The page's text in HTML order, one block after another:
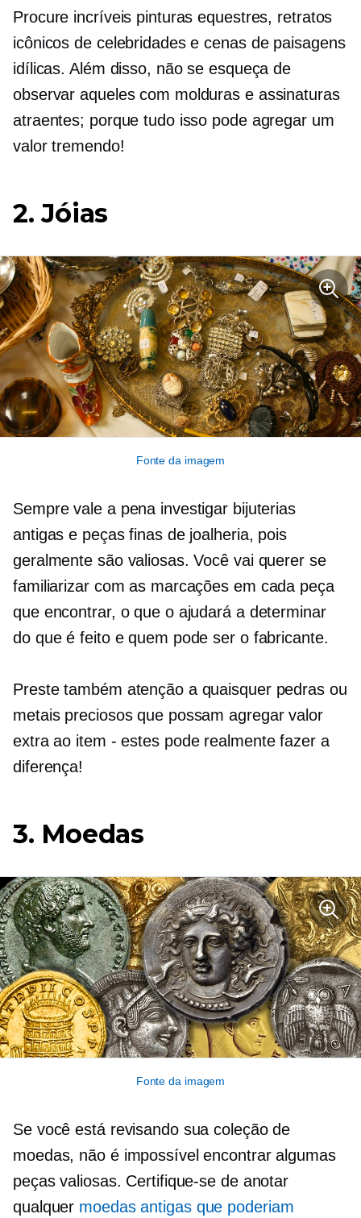
Procure incríveis pinturas equestres, retratos
icônicos de celebridades e cenas de paisagens
idílicas. Além disso, não se esqueça de
observar aqueles com molduras e assinaturas
atraentes; porque tudo isso pode agregar um
valor tremendo!
2. Jóias
Fonte da imagem
Sempre vale a pena investigar bijuterias
antigas e peças finas de joalheria, pois
geralmente são valiosas. Você vai querer se
familiarizar com as marcações em cada peça
que encontrar, o que o ajudará a determinar
do que é feito e quem pode ser o fabricante.
Preste também atenção a quaisquer pedras ou
metais preciosos que possam agregar valor
extra ao item - estespode realmente fazer a
diferença!
3. Moedas
Fonte da imagem
Se você está revisando sua coleção de
moedas, não é impossível encontrar algumas
peças valiosas. Certifique-se de anotar
qualquer moedas antigas que poderiam